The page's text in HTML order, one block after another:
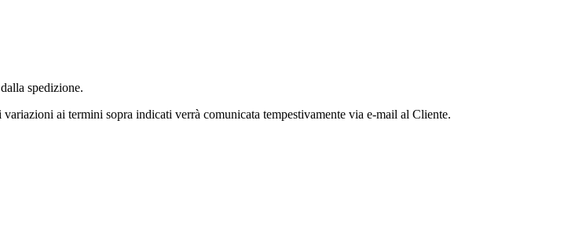
spedizione.
ai termini sopra indicati verrà comunicata tempestivamente via e-mail al Cliente.